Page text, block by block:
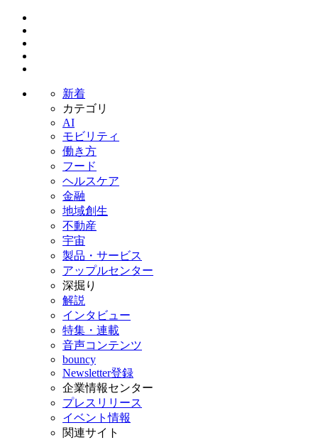
新着
カテゴリ
AI
モビリティ
働き方
フード
ヘルスケア
金融
地域創生
不動産
宇宙
製品・サービス
アップルセンター
深掘り
解説
インタビュー
特集・連載
音声コンテンツ
bouncy
Newsletter登録
企業情報センター
プレスリリース
イベント情報
関連サイト